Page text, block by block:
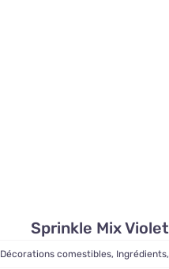
Sprinkle Mix Violet
Décorations comestibles, Ingrédients,